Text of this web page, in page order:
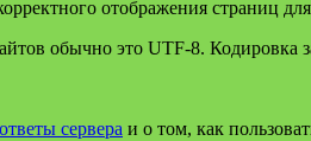
отображения страниц
обычно это UTF-8. Кодировка
сервера и о том, как